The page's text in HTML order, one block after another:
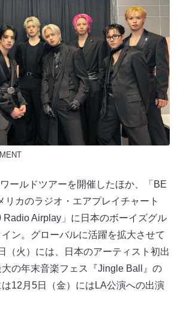
ールドツアーを開催したほか、「BE
リカのラジオ・エアプレイチャート
Radio Airplay」に日本のボーイズグル
ン。グローバルに活躍を拡大させて
（火）には、日本のアーティスト初出
の年末音楽フェス『Jingle Ball』の
12月5日（金）にはLA公演への出演